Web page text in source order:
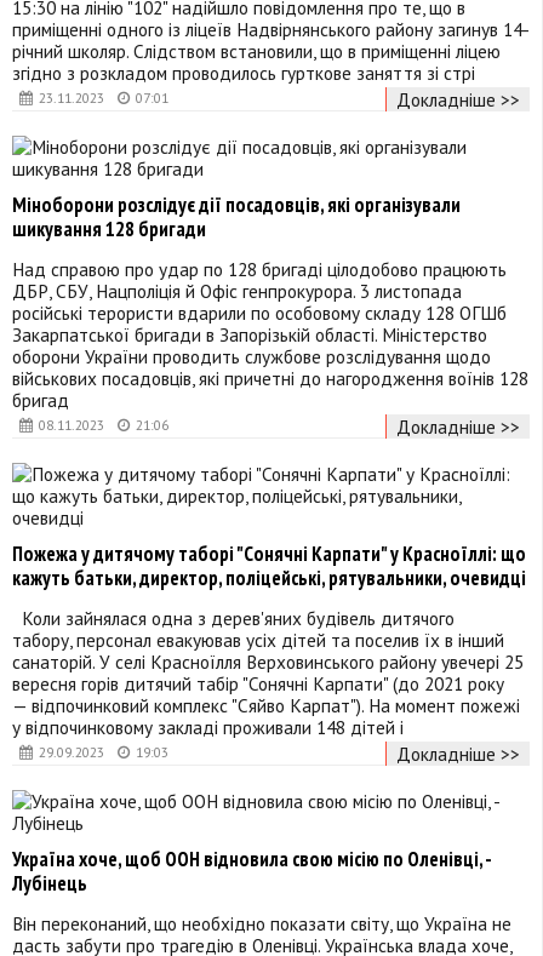
23.11.2023 07:01
15:30 на лінію "102" надійшло повідомлення про те, що в
приміщенні одного із ліцеїв Надвірнянського району загинув 14-
річний школяр. Слідством встановили, що в приміщенні ліцею
згідно з розкладом проводилось гурткове заняття зі стрі
Докладніше >>
08.11.2023 21:06
Міноборони розслідує дії посадовців, які організували
шикування 128 бригади
Над справою про удар по 128 бригаді цілодобово працюють
ДБР, СБУ, Нацполіція й Офіс генпрокурора. 3 листопада
російські терористи вдарили по особовому складу 128 ОГШб
Закарпатської бригади в Запорізькій області. Міністерство
оборони України проводить службове розслідування щодо
військових посадовців, які причетні до нагородження воїнів 128
бригад
Докладніше >>
29.09.2023 19:03
Пожежа у дитячому таборі "Сонячні Карпати" у Красноїллі: що
кажуть батьки, директор, поліцейські, рятувальники, очевидці
Коли зайнялася одна з дерев'яних будівель дитячого
табору, персонал евакуював усіх дітей та поселив їх в інший
санаторій. У селі Красноїлля Верховинського району увечері 25
вересня горів дитячий табір "Сонячні Карпати" (до 2021 року
— відпочинковий комплекс "Сяйво Карпат"). На момент пожежі
у відпочинковому закладі проживали 148 дітей і
Докладніше >>
Україна хоче, щоб ООН відновила свою місію по Оленівці, -
Лубінець
Він переконаний, що необхідно показати світу, що Україна не
дасть забути про трагедію в Оленівці. Українська влада хоче,